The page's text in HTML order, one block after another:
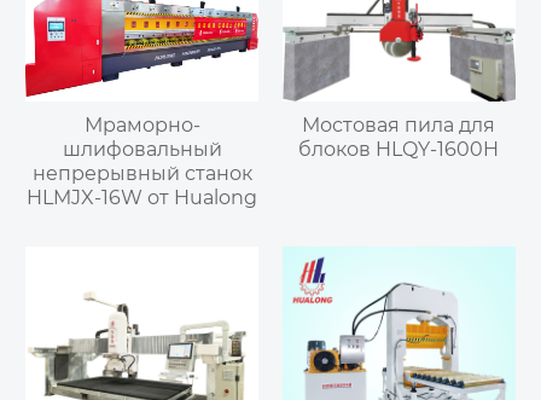
Мраморно-
шлифовальный
непрерывный станок
HLMJX-16W от Hualong
Мостовая пила для
блоков HLQY-1600H